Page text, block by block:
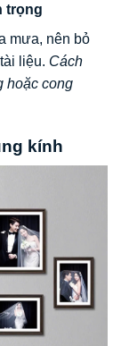
trọng
mưa, nên bỏ
liệu. Cách
hoặc cong
kính